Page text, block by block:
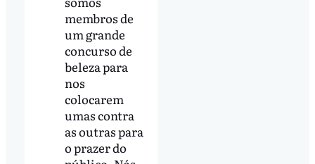
membros de
um grande
concurso de
beleza para
nos
colocarem
umas contra
as outras para
o prazer do